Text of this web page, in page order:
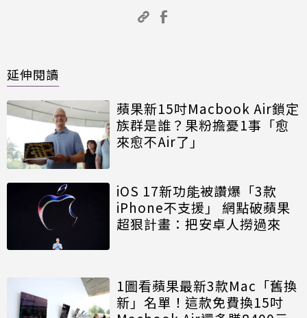
延伸閱讀
蘋果新15吋Macbook Air鎖定
族群是誰？果粉擔憂1事「愈
來愈不Air了」
iOS 17新功能被讚爆「3款
iPhone不支援」 網點破蘋果
超狠計畫：把安卓人撈過來
1圖看蘋果最新3款Mac「舊換
新」名單！這款免費換15吋